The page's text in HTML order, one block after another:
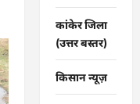
कांकेर जिला
(उत्तर बस्तर)
किसान न्यूज़